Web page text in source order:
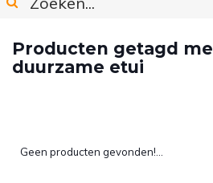
Producten getagd
duurzame etui
Geen producten gevonden!...